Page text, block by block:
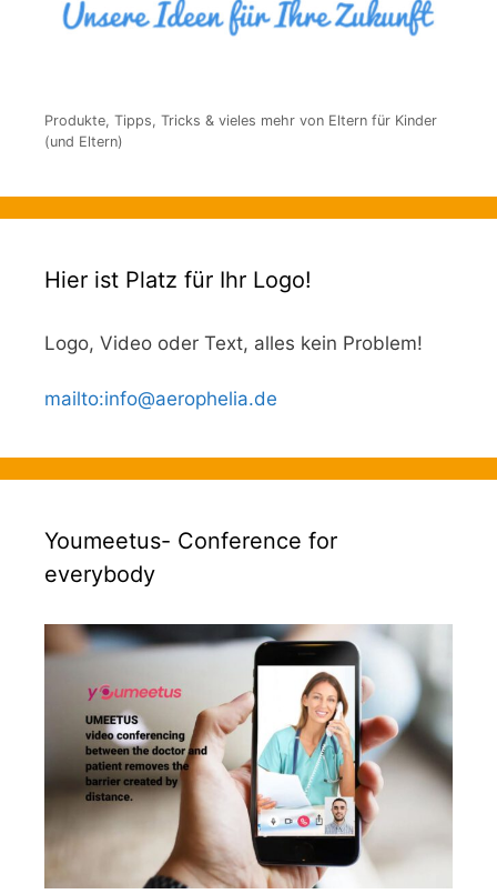
Produkte, Tipps, Tricks & vieles mehr von Eltern für Kinder
(und Eltern)
Hier ist Platz für Ihr Logo!
Logo, Video oder Text, alles kein Problem!
mailto:info@aerophelia.de
Youmeetus- Conference for
everybody